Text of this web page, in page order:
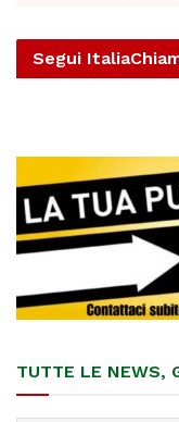
Segui
TUTTE LE NEWS,